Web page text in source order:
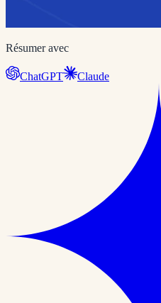
Résumer avec
ChatGPT Claude